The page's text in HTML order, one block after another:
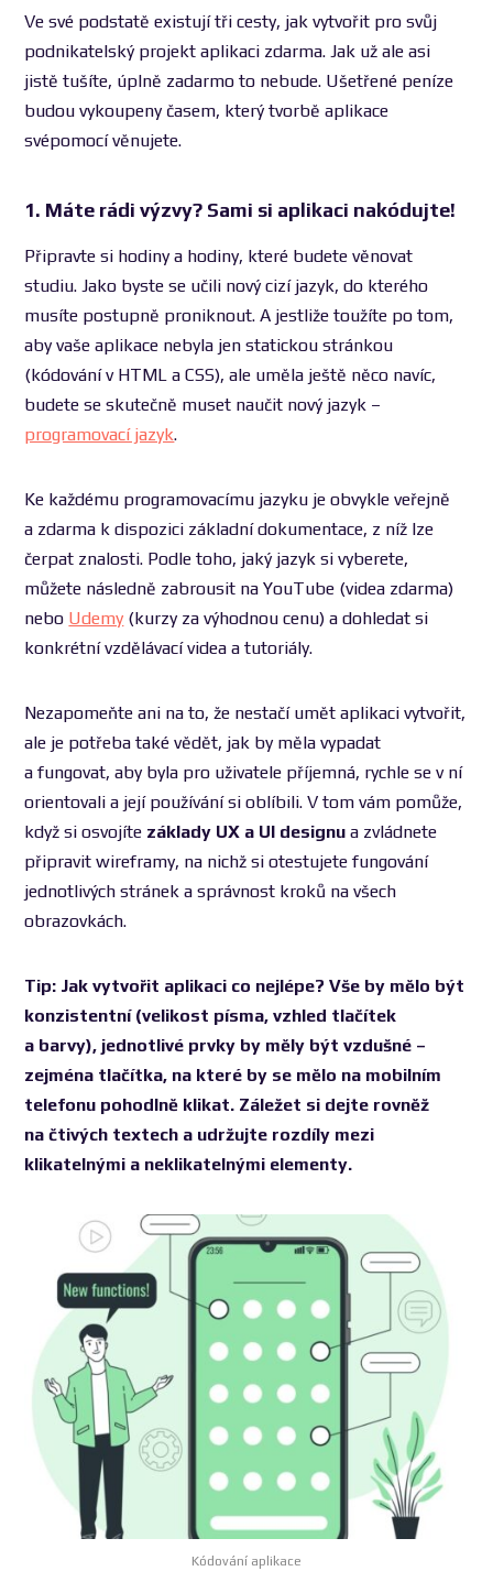
Ve své podstatě existují tři cesty, jak vytvořit pro svůj
podnikatelský projekt aplikaci zdarma. Jak už ale asi
jistě tušíte, úplně zadarmo to nebude. Ušetřené peníze
budou vykoupeny časem, který tvorbě aplikace
svépomocí věnujete.
1. Máte rádi výzvy? Sami si aplikaci nakódujte!
Připravte si hodiny a hodiny, které budete věnovat
studiu. Jako byste se učili nový cizí jazyk, do kterého
musíte postupně proniknout. A jestliže toužíte po tom,
aby vaše aplikace nebyla jen statickou stránkou
(kódování v HTML a CSS), ale uměla ještě něco navíc,
budete se skutečně muset naučit nový jazyk –
programovací jazyk.
Ke každému programovacímu jazyku je obvykle veřejně
a zdarma k dispozici základní dokumentace, z níž lze
čerpat znalosti. Podle toho, jaký jazyk si vyberete,
můžete následně zabrousit na YouTube (videa zdarma)
nebo Udemy (kurzy za výhodnou cenu) a dohledat si
konkrétní vzdělávací videa a tutoriály.
Nezapomeňte ani na to, že nestačí umět aplikaci vytvořit,
ale je potřeba také vědět, jak by měla vypadat
a fungovat, aby byla pro uživatele příjemná, rychle se v ní
orientovali a její používání si oblíbili. V tom vám pomůže,
když si osvojíte základy UX a UI designu a zvládnete
připravit wireframy, na nichž si otestujete fungování
jednotlivých stránek a správnost kroků na všech
obrazovkách.
Tip: Jak vytvořit aplikaci co nejlépe? Vše by mělo být
konzistentní (velikost písma, vzhled tlačítek
a barvy), jednotlivé prvky by měly být vzdušné –
zejména tlačítka, na které by se mělo na mobilním
telefonu pohodlně klikat. Záležet si dejte rovněž
na čtivých textech a udržujte rozdíly mezi
klikatelnými a neklikatelnými elementy.
Kódování aplikace